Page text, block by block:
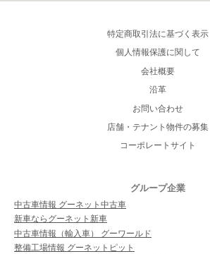
特定商取引法に基づく表示
個人情報保護に関して
会社概要
沿革
お問い合わせ
店舗・テナント物件の募集
コーポレートサイト
グループ企業
中古車情報 グーネット中古車
新車ならグーネット新車
中古車情報（輸入車） グーワールド
整備工場情報 グーネットピット